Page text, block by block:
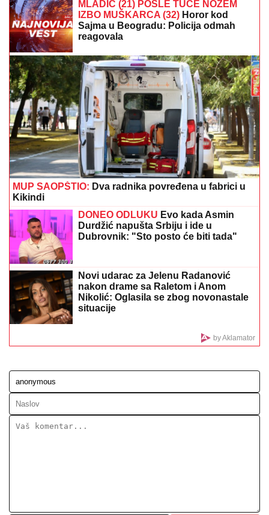
KRVAVA ČITULJA POKRENULA PAKAO U
BALKANSKOM GRADU?!
ulicama, MECI LETE NA SVE STRANE: Drama počela
ubistvom na sastanku zbog duga Zviceru, onda je
usledio HAOS (FOTO)
IMA PREDIVNO IMANJE NA KOSOVU I
METOHIJIMilan Vasić pokazao deo
dvorišta i raznežio: Sin Despot
prohodao na Kosmetu
TAMARA ĐURIĆ DAJE 560.000 EVRA
KAO JEMSTVO ZA BIVŠEG MUŽAŽeli
da se brani sa slobode: "Verujem da bi
i on to uradio za mene", ovo su svi
detalji
"Niko ga nije primetio" Drama u vazdušnom prostoru
Bugarske: Rumuni čuli čudan zvuk, usledio haos!
Paparaco: Uhvatili smo trudnu Anitu
ovo, ali "sveci" su preveliki izazov